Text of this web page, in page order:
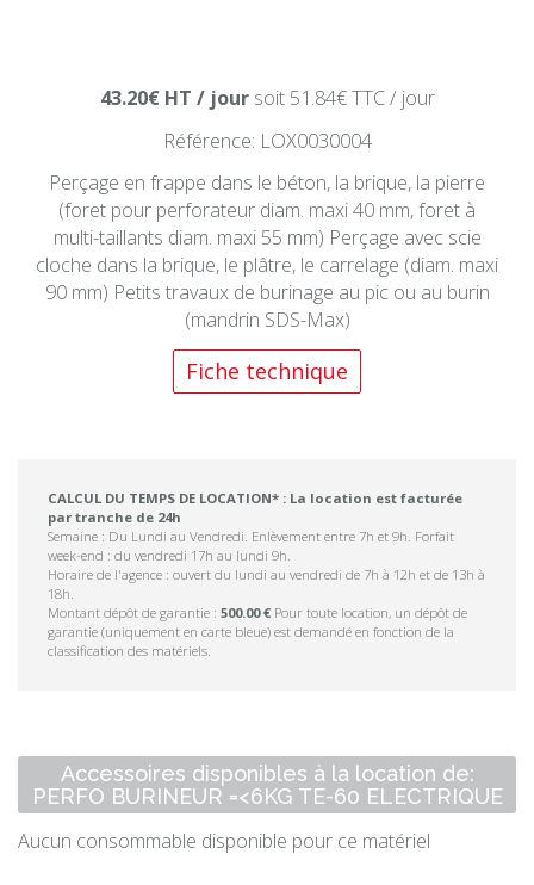
43.20€ HT / joursoit 51.84€ TTC / jour
Référence: LOX0030004
Perçage en frappe dans le béton, la brique, la pierre
(foret pour perforateur diam. maxi 40 mm, foret à
multi-taillants diam. maxi 55 mm) Perçage avec scie
cloche dans la brique, le plâtre, le carrelage (diam. maxi
90 mm) Petits travaux de burinage au pic ou au burin
(mandrin SDS-Max)
Fiche technique
CALCUL DU TEMPS DE LOCATION* : La location est facturée
par tranche de 24h
Semaine : Du Lundi au Vendredi. Enlèvement entre 7h et 9h. Forfait
week-end : du vendredi 17h au lundi 9h.
Horaire de l'agence : ouvert du lundi au vendredi de 7h à 12h et de 13h à
18h.
Montant dépôt de garantie : 500.00 € Pour toute location, un dépôt de
garantie (uniquement en carte bleue) est demandé en fonction de la
classification des matériels.
Accessoires disponibles à la location de:
PERFO BURINEUR =<6KG TE-60 ELECTRIQUE
Aucun consommable disponible pour ce matériel